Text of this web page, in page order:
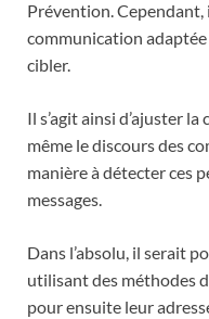
Prévention. Cependant,
communication adaptée
cibler.
Il s’agit ainsi d’ajuster
même le discours des
manière à détecter ces
messages.
Dans l’absolu, il serait
utilisant des méthodes
pour ensuite leur